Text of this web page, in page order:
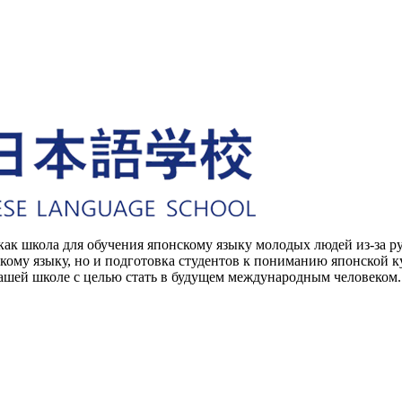
школа для обучения японскому языку молодых людей из-за
языку, но и подготовка студентов к пониманию
школе с целью стать в будущем международным человеком.